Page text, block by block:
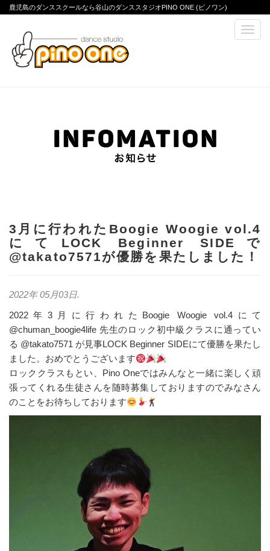
鹿児島のダンススクールなら谷山のダンススタジオPINO ONE (ピノワン)
3月に行われたBoogie Woogie vol.4
にてLOCK Beginner SIDEで
@takato7571が優勝を果たしました！
2022年 05月03日.
2022年3月に行われたBoogie Woogie vol.4にて
@chuman_boogie4life 先生のロック初中級クラスに通ってい
る @takato7571 が見事LOCK Beginner SIDEにて優勝を果たし
ました。おめでとうございます
ロッククラスもとい、Pino Oneではみんなと一緒に楽しく頑
張ってくれる生徒さんを随時募集しておりますのでみなさん
のことをお待ちしております